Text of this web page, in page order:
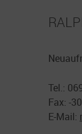
Tel.:
Fax: -
E-Mail: